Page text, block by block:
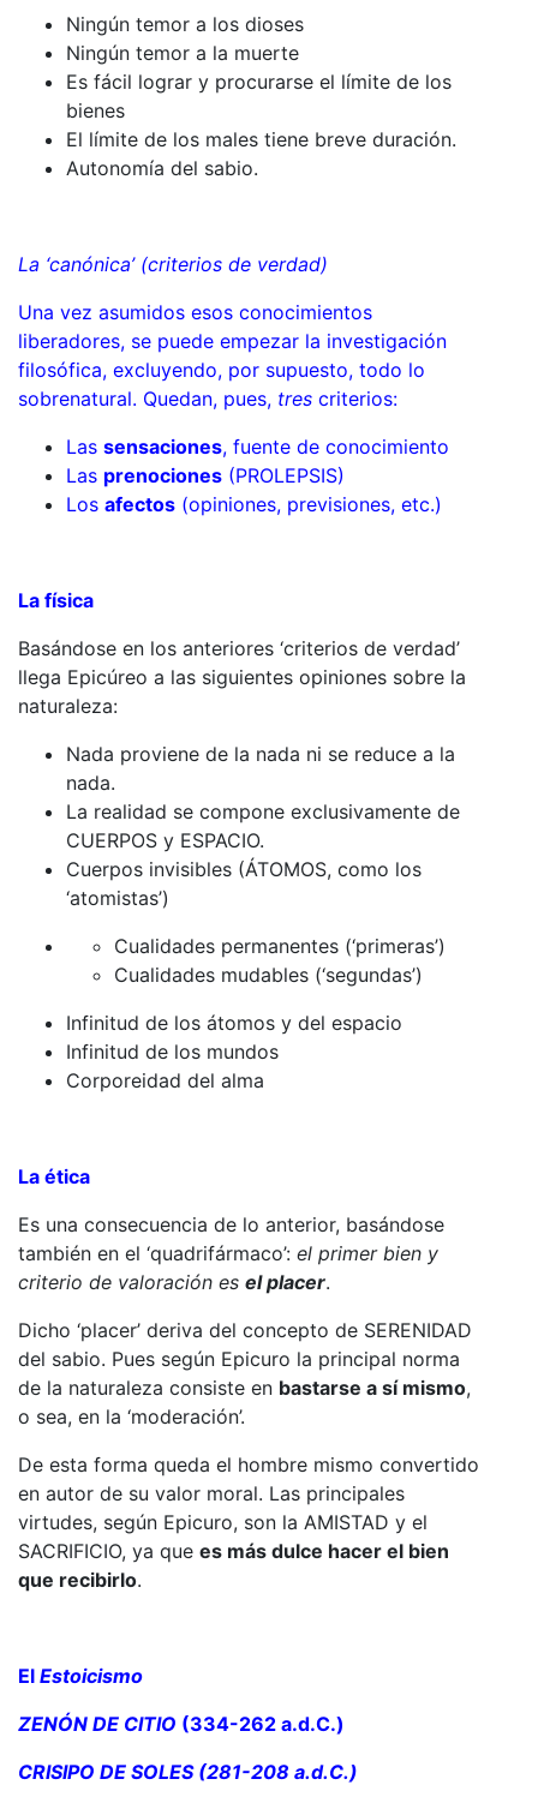
Ningún temor a los dioses
Ningún temor a la muerte
Es fácil lograr y procurarse el límite de los
bienes
El límite de los males tiene breve duración.
Autonomía del sabio.
La ‘canónica’ (criterios de verdad)
Una vez asumidos esos conocimientos
liberadores, se puede empezar la investigación
filosófica, excluyendo, por supuesto, todo lo
sobrenatural. Quedan, pues, tres criterios:
Las sensaciones, fuente de conocimiento
Las prenociones (PROLEPSIS)
Los afectos (opiniones, previsiones, etc.)
La física
Basándose en los anteriores ‘criterios de verdad’
llega Epicúreo a las siguientes opiniones sobre la
naturaleza:
Nada proviene de la nada ni se reduce a la
nada.
La realidad se compone exclusivamente de
CUERPOS y ESPACIO.
Cuerpos invisibles (ÁTOMOS, como los
‘atomistas’)
Cualidades permanentes (‘primeras’)
Cualidades mudables (‘segundas’)
Infinitud de los átomos y del espacio
Infinitud de los mundos
Corporeidad del alma
La ética
Es una consecuencia de lo anterior, basándose
también en el ‘quadrifármaco’: el primer bien y
criterio de valoración es el placer.
Dicho ‘placer’ deriva del concepto de SERENIDAD
del sabio. Pues según Epicuro la principal norma
de la naturaleza consiste en bastarse a sí mismo,
o sea, en la ‘moderación’.
De esta forma queda el hombre mismo convertido
en autor de su valor moral. Las principales
virtudes, según Epicuro, son la AMISTAD y el
SACRIFICIO, ya que es más dulce hacer el bien
que recibirlo.
El Estoicismo
ZENÓN DE CITIO (334-262 a.d.C.)
CRISIPO DE SOLES (281-208 a.d.C.)